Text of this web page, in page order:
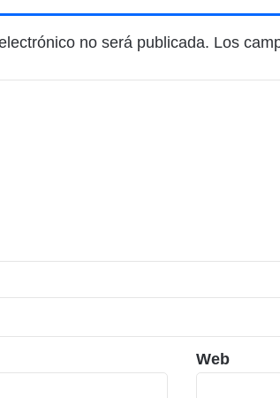
no será publicada. Los
Web